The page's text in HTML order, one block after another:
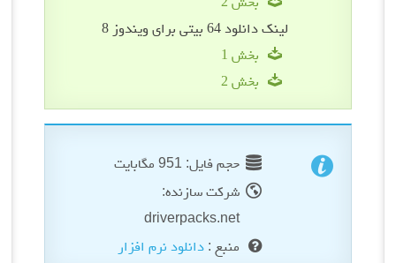
لینک دانلود 64 بیتی برای ویندوز 8
بخش 1
بخش 2
حجم فایل: 951 مگابایت
شرکت سازنده:
driverpacks.net
منبع : دانلود نرم افزار